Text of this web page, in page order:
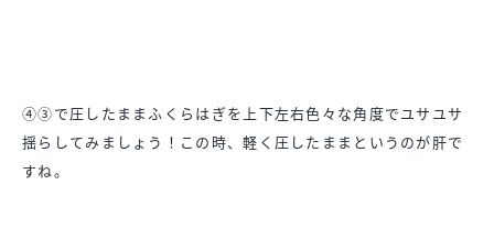
④③で圧したままふくらはぎを上下左右色々な角度でユサユサ
揺らしてみましょう！この時、軽く圧したままというのが肝で
すね。